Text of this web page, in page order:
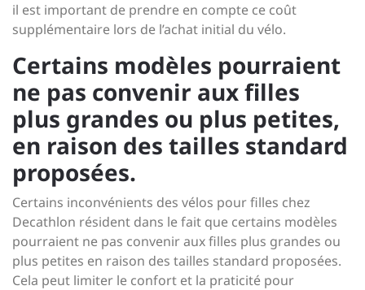
il est important de prendre en compte ce coût
supplémentaire lors de l’achat initial du vélo.
Certains modèles pourraient
ne pas convenir aux filles
plus grandes ou plus petites,
en raison des tailles standard
proposées.
Certains inconvénients des vélos pour filles chez
Decathlon résident dans le fait que certains modèles
pourraient ne pas convenir aux filles plus grandes ou
plus petites en raison des tailles standard proposées.
Cela peut limiter le confort et la praticité pour